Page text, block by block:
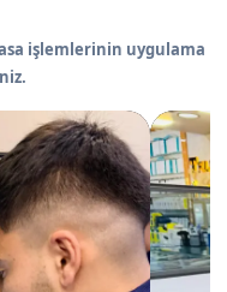
işlemlerinin uygulama